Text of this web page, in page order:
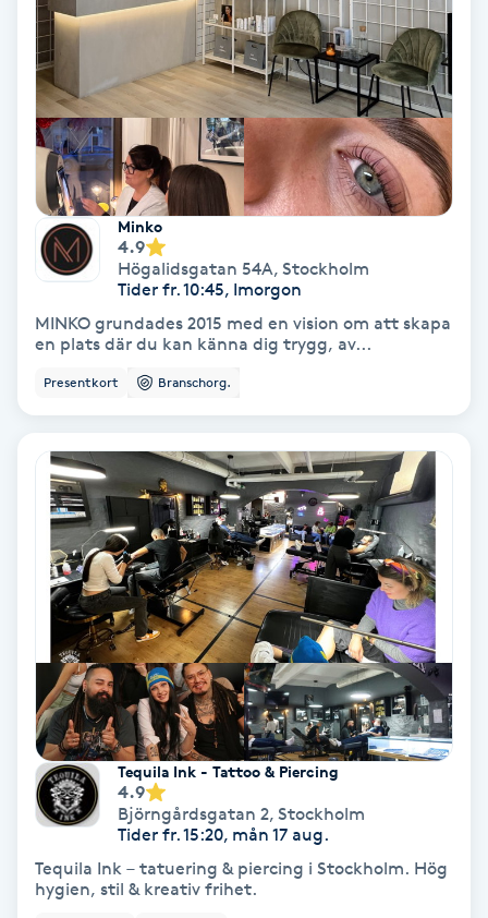
Färgning
Föning
Gel naglar
Gelenaglar
Gellack med förstärkning
Gravidmassage
Gravidyoga
Gruppträning
Gua Sha-massage
Hatha Yoga
Headspa
Healing
Herrklippning
Minko
4.9
Högalidsgatan 54A, Stockholm
Tider fr. 10:45, Imorgon
MINKO grundades 2015 med en vision om att skapa
en plats där du kan känna dig trygg, av...
Presentkort Branschorg.
Tequila Ink - Tattoo & Piercing
4.9
Björngårdsgatan 2, Stockholm
Tider fr. 15:20, mån 17 aug.
Tequila Ink – tatuering & piercing i Stockholm. Hög
hygien, stil & kreativ frihet.